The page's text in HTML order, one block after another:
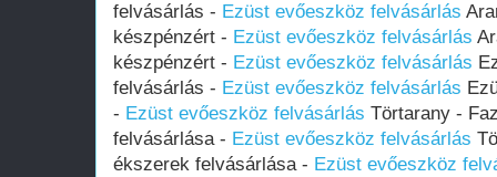
felvásárlás - Ezüst evőeszköz felvásárlás
készpénzért - Ezüst evőeszköz felvásárlás
készpénzért - Ezüst evőeszköz felvásárlás
felvásárlás - Ezüst evőeszköz felvásárlás
- Ezüst evőeszköz felvásárlás Törtarany -
felvásárlása - Ezüst evőeszköz felvásárlás
ékszerek felvásárlása - Ezüst evőeszköz